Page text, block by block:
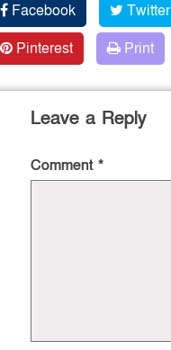
Facebook Twitter
Pinterest
Print
Leave a Reply
Comment *